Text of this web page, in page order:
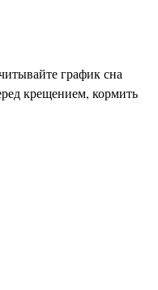
график сна
крещением, кормить